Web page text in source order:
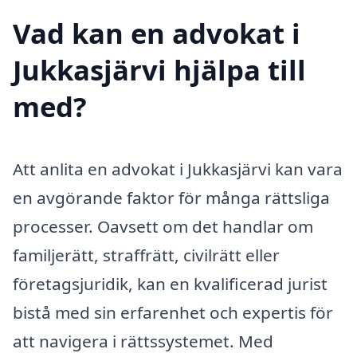
Vad kan en advokat i
Jukkasjärvi hjälpa till
med?
Att anlita en advokat i Jukkasjärvi kan vara
en avgörande faktor för många rättsliga
processer. Oavsett om det handlar om
familjerätt, straffrätt, civilrätt eller
företagsjuridik, kan en kvalificerad jurist
bistå med sin erfarenhet och expertis för
att navigera i rättssystemet. Med